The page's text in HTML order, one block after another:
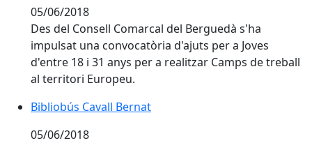
05/06/2018
Des del Consell Comarcal del Berguedà s'ha
impulsat una convocatòria d'ajuts per a Joves
d'entre 18 i 31 anys per a realitzar Camps de treball
al territori Europeu.
Bibliobús Cavall Bernat
Bibliobús Cavall Bernat
05/06/2018